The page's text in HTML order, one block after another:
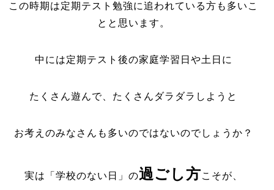
この時期は定期テスト勉強に追われている方も多いこ
とと思います。
中には定期テスト後の家庭学習日や土日に
たくさん遊んで、たくさんダラダラしようと
お考えのみなさんも多いのではないのでしょうか？
実は「学校のない日」の過ごし方こそが、